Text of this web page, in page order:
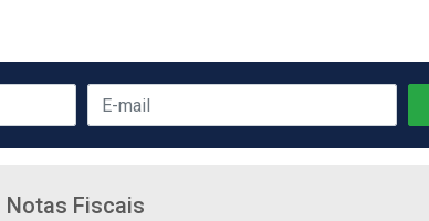
Notas Fiscais